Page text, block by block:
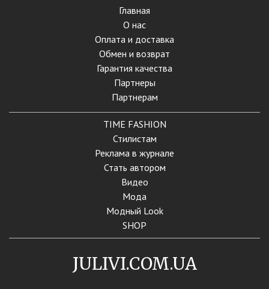
Главная
О нас
Оплата и доставка
Обмен и возврат
Гарантия качества
Партнеры
Партнерам
TIME FASHION
Стилистам
Реклама в журнале
Стать автором
Видео
Мода
Модный Look
SHOP
JULIVI.COM.UA